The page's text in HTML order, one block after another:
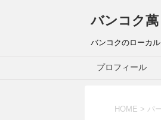
バンコク
バンコクのローカ
プロフィール
HOME > パ